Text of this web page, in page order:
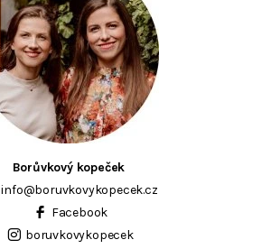
Borůvkový kopeček
info@boruvkovykopecek.cz
Facebook
boruvkovykopecek